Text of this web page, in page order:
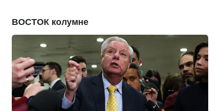
ВОСТОК колумне